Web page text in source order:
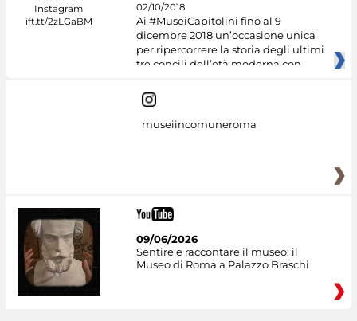
02/10/2018
Ai #MuseiCapitolini fino al 9
dicembre 2018 un’occasione unica
per ripercorrere la storia degli ultimi
tre concili dell’età moderna con
museiincomuneroma
09/06/2026
Sentire e raccontare il museo: il
Museo di Roma a Palazzo Braschi